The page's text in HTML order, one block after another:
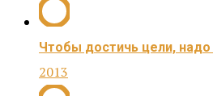
Чтобы достичь цели,
2013